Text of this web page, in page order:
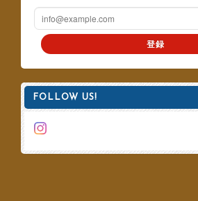
登録
FOLLOW US!